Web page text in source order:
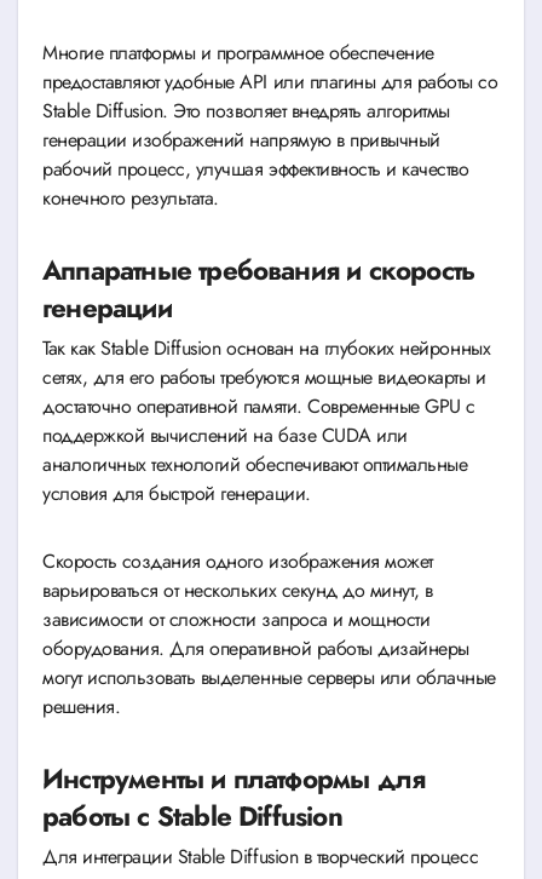
Многие платформы и программное обеспечение
предоставляют удобные API или плагины для работы со
Stable Diffusion. Это позволяет внедрять алгоритмы
генерации изображений напрямую в привычный
рабочий процесс, улучшая эффективность и качество
конечного результата.
Аппаратные требования и скорость
генерации
Так как Stable Diffusion основан на глубоких нейронных
сетях, для его работы требуются мощные видеокарты и
достаточно оперативной памяти. Современные GPU с
поддержкой вычислений на базе CUDA или
аналогичных технологий обеспечивают оптимальные
условия для быстрой генерации.
Скорость создания одного изображения может
варьироваться от нескольких секунд до минут, в
зависимости от сложности запроса и мощности
оборудования. Для оперативной работы дизайнеры
могут использовать выделенные серверы или облачные
решения.
Инструменты и платформы для
работы с Stable Diffusion
Для интеграции Stable Diffusion в творческий процесс